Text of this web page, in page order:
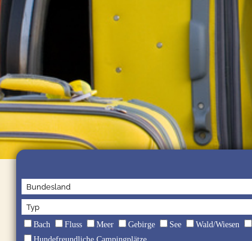
Bach Fluss Meer Gebirge See Wald/Wiesen